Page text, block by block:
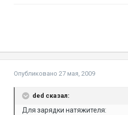
Опубликовано 27 мая, 2009
ded сказал:
Для зарядки натяжителя: